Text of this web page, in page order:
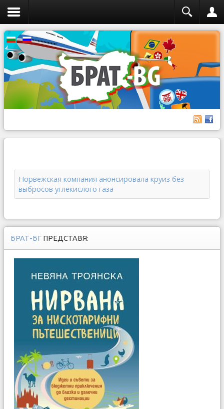
Норвежская компания анонсировала круиз без
выбросов углекислого газа
БРАТ-БГ ПРЕДСТАВЯ: